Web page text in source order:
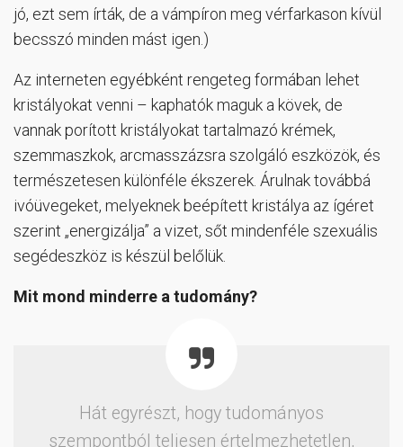
jó, ezt sem írták, de a vámpíron meg vérfarkason kívül
becsszó minden mást igen.)
Az interneten egyébként rengeteg formában lehet
kristályokat venni – kaphatók maguk a kövek, de
vannak porított kristályokat tartalmazó krémek,
szemmaszkok, arcmasszázsra szolgáló eszközök, és
természetesen különféle ékszerek. Árulnak továbbá
ivóüvegeket, melyeknek beépített kristálya az ígéret
szerint „energizálja” a vizet, sőt mindenféle szexuális
segédeszköz is készül belőlük.
Mit mond minderre a tudomány?
Hát egyrészt, hogy tudományos
szempontból teljesen értelmezhetetlen,